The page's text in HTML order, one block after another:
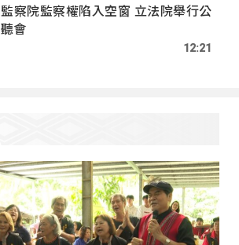
監察院監察權陷入空窗 立法院舉行公
聽會
12:21